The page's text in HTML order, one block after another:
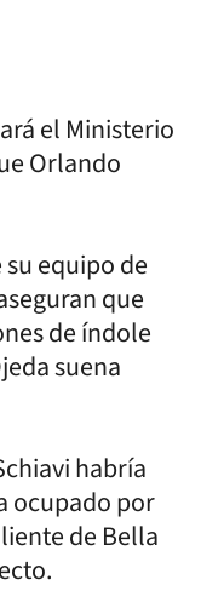
el Ministerio
Orlando
equipo de
que
de índole
suena
habría
ocupado por
de Bella